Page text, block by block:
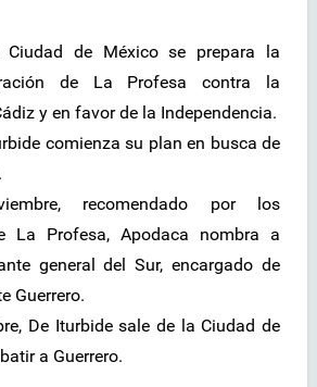
de México se prepara la
de La Profesa contra la
y en favor de la Independencia.
comienza su plan en busca de
recomendado por los
La Profesa, Apodaca nombra a
general del Sur, encargado de
Guerrero.
De Iturbide sale de la Ciudad de
a Guerrero.